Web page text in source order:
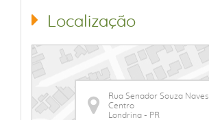
Localização
Rua Senador Souza Naves
Centro
Londrina - PR